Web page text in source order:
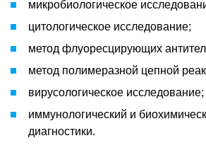
микробиологическое
цитологическое исследование;
метод флуоресцирующих
метод полимеразной цепной
вирусологическое исследование;
иммунологический и
диагностики.